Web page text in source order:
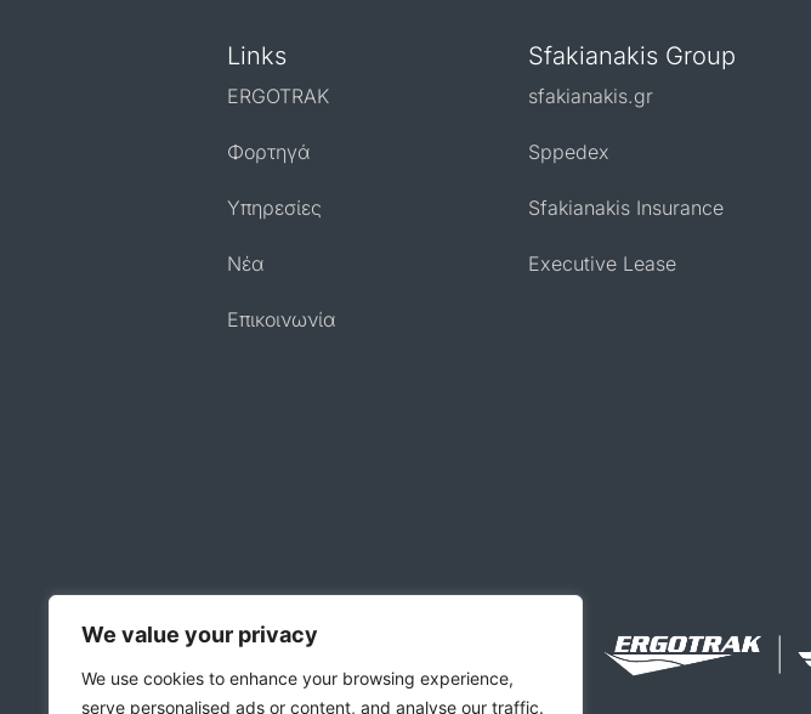
We value your privacy
We use cookies to enhance your browsing experience,
serve personalised ads or content, and analyse our traffic.
Links
ERGOTRAK
Φορτηγά
Υπηρεσίες
Nέα
Επικοινωνία
Sfakianakis Group
sfakianakis.gr
Sppedex
Sfakianakis Insurance
Executive Lease